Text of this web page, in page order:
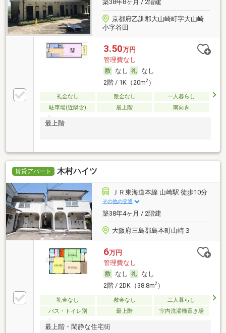
築38年8ヶ月 / 2階建
京都府乙訓郡大山崎町字大山崎
小字谷田
3.50万円
管理費なし
なし
なし
2階 / 1K（20m2）
礼金なし 敷金なし
一人暮らし
駐車場(近隣含)
最上階 南向き
最上階
賃貸アパート 木村ハイツ
ＪＲ東海道本線 山崎駅 徒歩10分
その他の交通
築38年4ヶ月 / 2階建
大阪府三島郡島本町山崎３
6万円
管理費なし
なし
なし
2階 / 2DK（38.8m2）
礼金なし 敷金なし
二人暮らし
バス・トイレ別
最上階 室内洗濯機置き場
最上階・閑静な住宅街